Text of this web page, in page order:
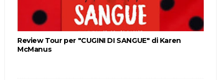
Review Tour per "CUGINI DI SANGUE" di Karen
McManus